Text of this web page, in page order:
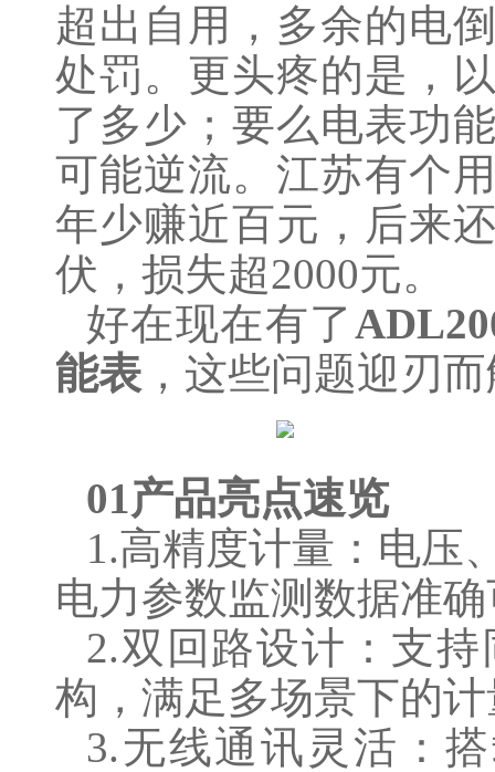
超出自用，多余的电
处罚。更头疼的是，
了多少；要么电表功
可能逆流。江苏有个
年少赚近百元，后来
伏，损失超2000元。
好在现在有了
能表 ，这些问题迎刃
01产品亮点速览
1.高精度计量：电压
电力参数监测数据准
2.双回路设计：支
构，满足多场景下的
3.无线通讯灵活：